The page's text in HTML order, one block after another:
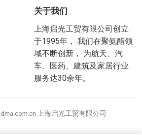
关于我们
上海启光工贸有限公司创立
于1995年， 我们在聚氨酯领
域不断创新， 为航天、汽
车、医药、建筑及家居行业
服务达30余年。
上海启光工贸有限公司